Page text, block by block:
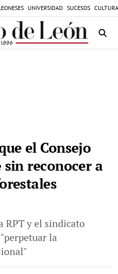
UNIVERSIDAD SUCESOS
el Consejo
sin reconocer a
RPT y el sindicato
la